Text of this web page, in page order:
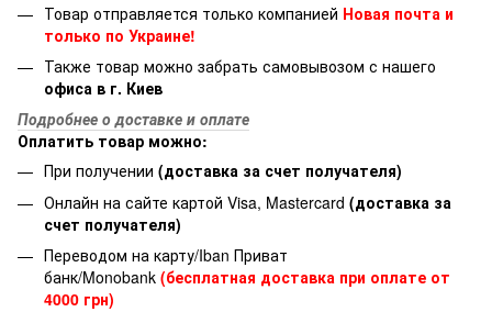
Товар отправляется только компанией Новая почта и
только по Украине!
Также товар можно забрать самовывозом с нашего
офиса в г. Киев
Подробнее о доставке и оплате
Оплатить товар можно:
При получении (доставка за счет получателя)
Онлайн на сайте картой Visa, Mastercard (доставка за
счет получателя)
Переводом на карту/Iban Приват
банк/Monobank (бесплатная доставка при оплате от
4000 грн)